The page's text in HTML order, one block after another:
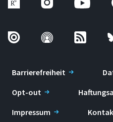
Barrierefreiheit
Opt-out
Impressum